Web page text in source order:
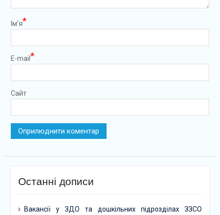
Ім’я*
E-mail *
Сайт
Останні дописи
Вакансії у ЗДО та дошкільних підрозділах ЗЗСО